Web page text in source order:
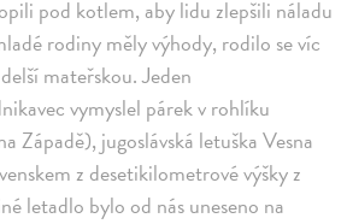
pod kotlem, aby lidu zlepšili náladu
rodiny měly výhody, rodilo se víc
mateřskou. Jeden
vymyslel párek v rohlíku
Západě), jugoslávská letuška Vesna
z desetikilometrové výšky z
letadlo bylo od nás uneseno na